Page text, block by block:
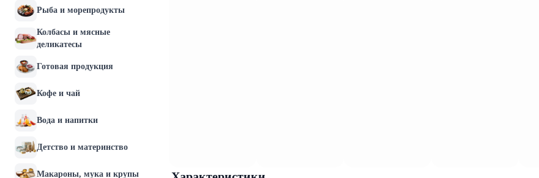
Рыба и морепродукты
Колбасы и мясные
деликатесы
Готовая продукция
Кофе и чай
Вода и напитки
Детство и материнство
Макароны, мука и крупы